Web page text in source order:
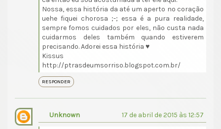
Nossa, essa história da até um aperto no coração
uehe fiquei chorosa ;-; essa é a pura realidade,
sempre fomos cuidados por eles, não custa nada
cuidarmos deles também quando estiverem
precisando. Adorei essa história ♥
Kissus
http://ptrasdeumsorriso.blogspot.com.br/
RESPONDER
Unknown 17 de abril de 2015 às 12:57